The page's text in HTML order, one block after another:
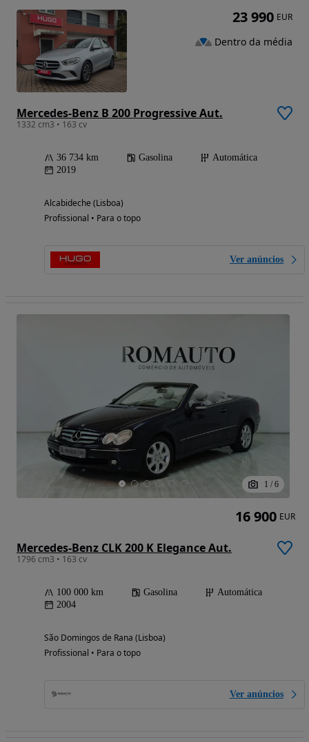
Mercedes-Benz B 200 Progressive Aut.
1332 cm3 • 163 cv
36 734 km Gasolina
Automática
2019
Alcabideche (Lisboa)
Profissional • Para o topo
Ver anúncios
23 990 EUR
Dentro da média
1 / 6
Mercedes-Benz CLK 200 K Elegance Aut.
1796 cm3 • 163 cv
100 000 km Gasolina
Automática
2004
São Domingos de Rana (Lisboa)
Profissional • Para o topo
Ver anúncios
16 900 EUR